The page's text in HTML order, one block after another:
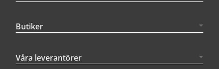
Butiker
Våra leverantörer